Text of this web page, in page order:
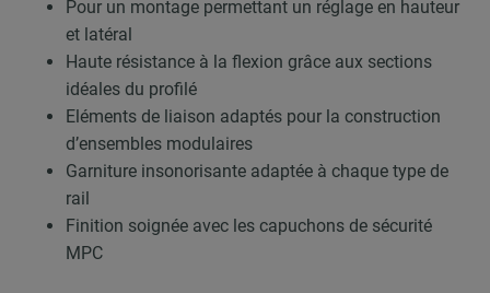
Pour un montage permettant un réglage en hauteur
et latéral
Haute résistance à la flexion grâce aux sections
idéales du profilé
Eléments de liaison adaptés pour la construction
d’ensembles modulaires
Garniture insonorisante adaptée à chaque type de
rail
Finition soignée avec les capuchons de sécurité
MPC